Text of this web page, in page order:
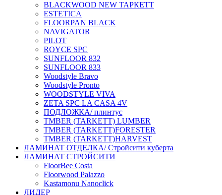
BLACKWOOD NEW ТАРКЕТТ
ESTETICA
FLOORPAN BLACK
NAVIGATOR
PILOT
ROYCE SPC
SUNFLOOR 832
SUNFLOOR 833
Woodstyle Bravo
Woodstyle Pronto
WOODSTYLE VIVA
ZETA SPC LA CASA 4V
ПОДЛОЖКА/ плинтус
ТMBER (TARKETT) LUMBER
ТMBER (TARKETT)FORESTER
ТMBER (TARKETT)HARVEST
ЛАМИНАТ ОТДЕЛКА/ Стройсити куберта
ЛАМИНАТ СТРОЙСИТИ
FloorBee Costa
Floorwood Palazzo
Kastamonu Nanoclick
ЛИДЕР